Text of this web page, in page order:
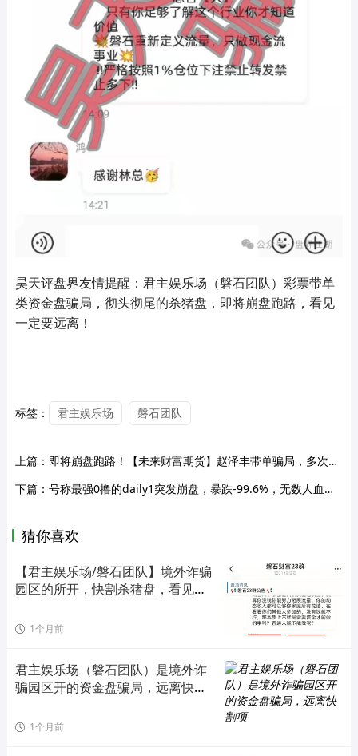
昊天评盘界友情提醒：君主娱乐场（磐石团队）彩票带单
类资金盘骗局，彻头彻尾的杀猪盘，即将崩盘跑路，看见
一定要远离！
标签： 君主娱乐场 磐石团队
上篇： 即将崩盘跑路！【未来财富期货】赵泽丰带单骗局，多次收割会员！
下篇： 号称最强0撸的daily1突发崩盘，暴跌-99.6%，无数人血本无归！全面关停服务器、封禁官方网站、社群全员禁言并解散！
猜你喜欢
【君主娱乐场/磐石团队】境外诈骗
园区的所开，快割杀猪盘，看见远
1个月前
君主娱乐场（磐石团队）是境外诈
骗园区开的资金盘骗局，远离快割
1个月前